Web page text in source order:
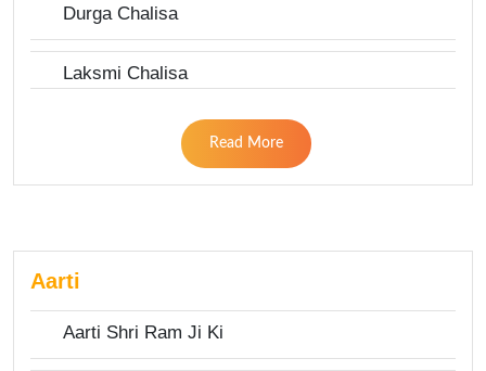
Durga Chalisa
Laksmi Chalisa
Read More
Aarti
Aarti Shri Ram Ji Ki